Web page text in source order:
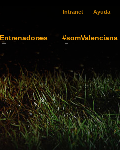
Intranet Ayuda
Entrenadoræs #somValenciana